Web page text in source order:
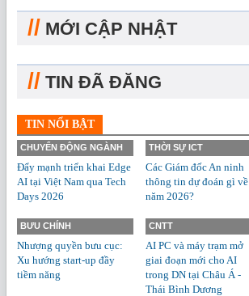
// MỚI CẬP NHẬT
// TIN ĐÃ ĐĂNG
TIN NỔI BẬT
CHUYỂN ĐỘNG NGÀNH
Đẩy mạnh triển khai Edge
AI tại Việt Nam qua Tech
Days 2026
THỜI SỰ ICT
Các Giám đốc An ninh
thông tin dự đoán gì về
năm 2026?
BƯU CHÍNH
Nhượng quyền bưu cục:
Xu hướng start-up đầy
tiềm năng
CNTT
AI PC và máy trạm mở
giai đoạn mới cho AI
trong DN tại Châu Á -
Thái Bình Dương